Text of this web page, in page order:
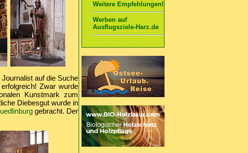
auf die Suche
Zwar wurde
Kunstmark zum
Diebesgut wurde in
gebracht. Der
Weitere Empfehlungen!
Werben auf
Ausflugsziele-Harz.de